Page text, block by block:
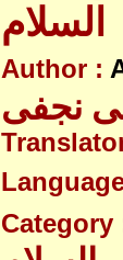
السلام
Author :
Category